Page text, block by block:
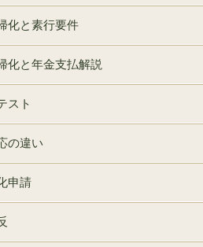
化と素行要件
化と年金支払解説
スト
の違い
申請